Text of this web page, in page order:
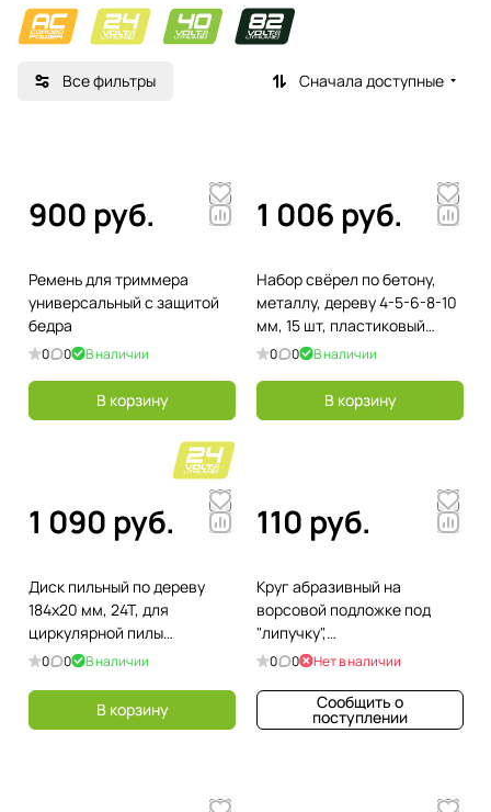
Все фильтры Сначала доступные
900 руб.
Ремень для триммера
универсальный с защитой
бедра
0 0 В наличии
В корзину
1 006 руб.
Набор свёрел по бетону,
металлу, дереву 4-5-6-8-10
мм, 15 шт, пластиковый
бокс, цилиндрический
0 0 В наличии
В корзину
1 090 руб.
Диск пильный по дереву
184x20 мм, 24T, для
циркулярной пилы
Greenworks 2943407
0 0 В наличии
В корзину
110 руб.
Круг абразивный на
ворсовой подложке под
"липучку",
перфорированный, P 40, 125
0 0 Нет в наличии
Сообщить о
поступлении